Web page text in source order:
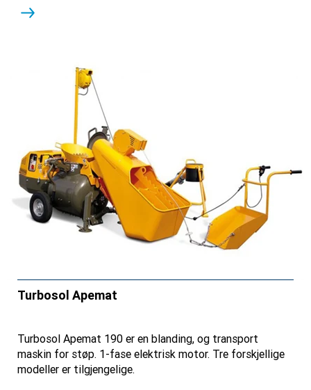
Turbosol Apemat
Turbosol Apemat 190 er en blanding, og transport
maskin for støp. 1-fase elektrisk motor. Tre forskjellige
modeller er tilgjengelige.